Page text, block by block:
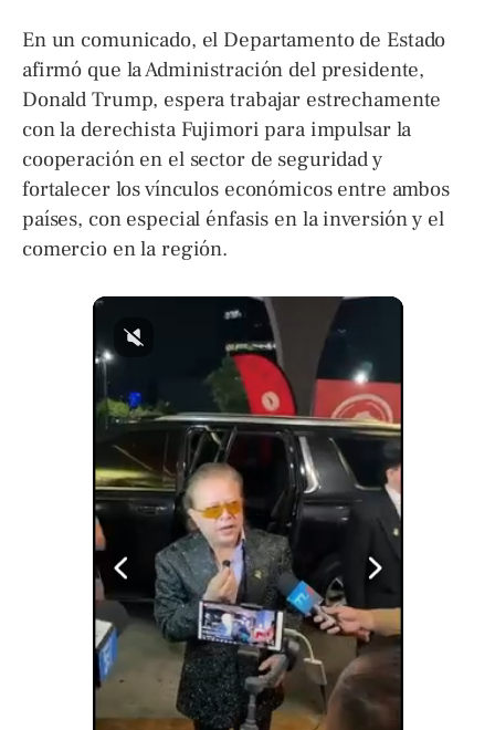
En un comunicado, el Departamento de Estado
afirmó que la Administración del presidente,
Donald Trump, espera trabajar estrechamente
con la derechista Fujimori para impulsar la
cooperación en el sector de seguridad y
fortalecer los vínculos económicos entre ambos
países, con especial énfasis en la inversión y el
comercio en la región.